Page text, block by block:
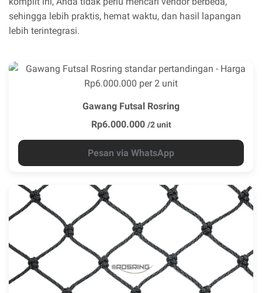
sehingga lebih praktis, hemat waktu, dan hasil lapangan
lebih terintegrasi.
Gawang Futsal Rosring
Rp6.000.000 /2 unit
Pesan via WhatsApp